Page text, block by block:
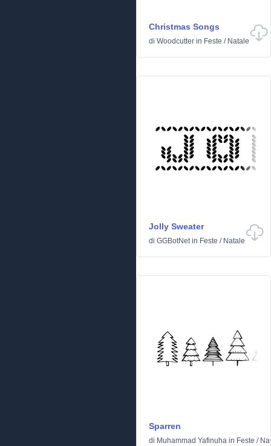
Christmas Songs
di Woodcutter in Feste / Natale
Jolly Sweater
di GGBotNetin Feste / Natale
Sparren
di Muhammad Yafinuha in Feste /